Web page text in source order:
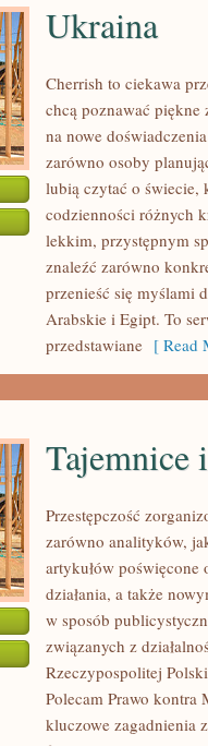
Ukraina
Cherrish to ciekawa
chcą poznawać
na nowe
zarówno osoby
lubią czytać o świecie,
codzienności różnych
lekkim, przystępnym
znaleźć zarówno
przenieść się myślami
Arabskie i Egipt. To
przedstawiane [ Read
Tajemnice
Przestępczość
zarówno analityków,
artykułów
działania, a także
w sposób
związanych z
Rzeczypospolitej
Polecam Prawo kontra
kluczowe zagadnienia